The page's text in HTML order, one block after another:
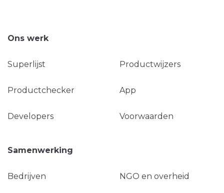
Ons werk
Superlijst Productwijzers
Productchecker App
Developers Voorwaarden
Samenwerking
Bedrijven NGO en overheid